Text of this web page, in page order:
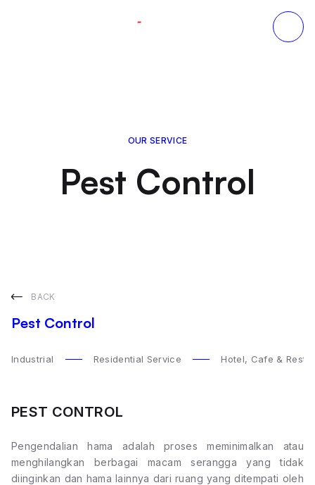
OUR SERVICE
Pest Control
BACK
Pest Control
Industrial Residential Service Hotel, Cafe &
PEST CONTROL
Pengendalian hama adalah proses meminimalkan atau
menghilangkan berbagai macam serangga yang tidak
diinginkan dan hama lainnya dari ruang yang ditempati oleh